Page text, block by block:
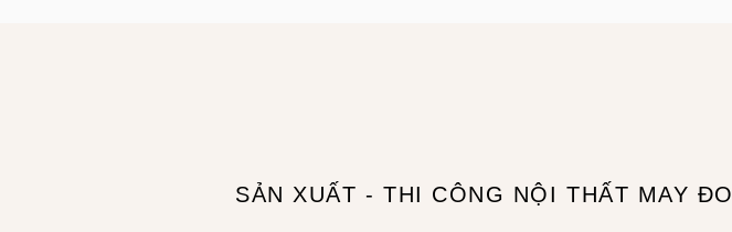
SẢN XUẤT - THI CÔNG NỘI THẤT MAY ĐO